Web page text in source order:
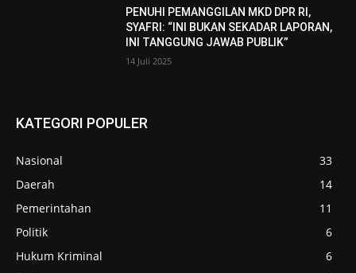
PENUHI PEMANGGILAN MKD DPR RI,
SYAFRI: “INI BUKAN SEKADAR LAPORAN,
INI TANGGUNG JAWAB PUBLIK”
14 Juli 2025
KATEGORI POPULER
Nasional
33
Daerah
14
Pemerintahan
11
Politik
6
Hukum Kriminal
6